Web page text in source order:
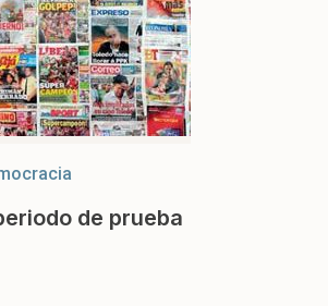
de prueba